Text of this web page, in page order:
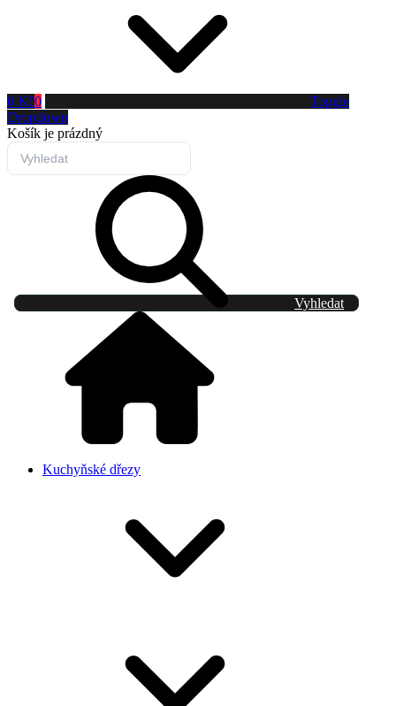
0 Kč0
Toggle
Dropdown
Košík je prázdný
Vyhledat
Kuchyňské dřezy